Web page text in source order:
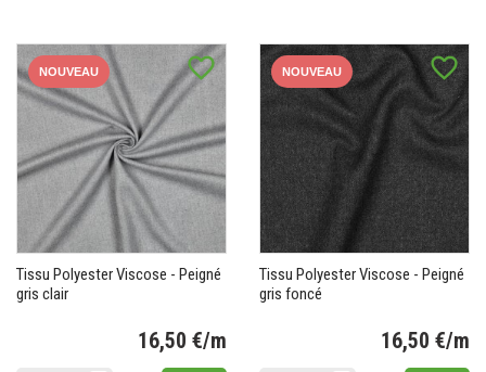
favorite_border
NOUVEAU
Tissu Polyester Viscose - Peigné
gris clair
16,50 €/m
favorite_border
NOUVEAU
Tissu Polyester Viscose - Peigné
gris foncé
16,50 €/m